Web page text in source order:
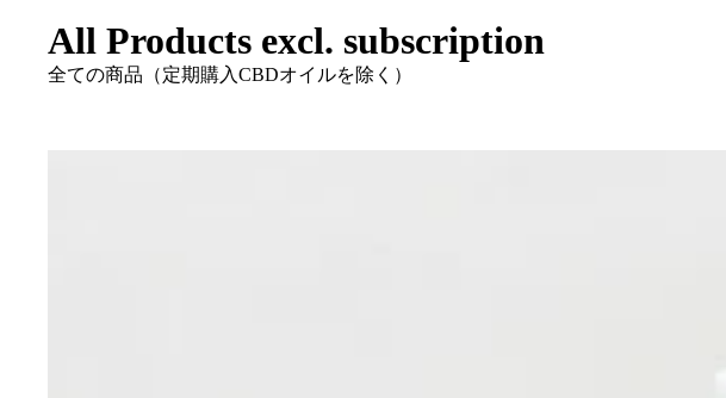
All Products excl. subscription
全ての商品（定期購入CBDオイルを除く）